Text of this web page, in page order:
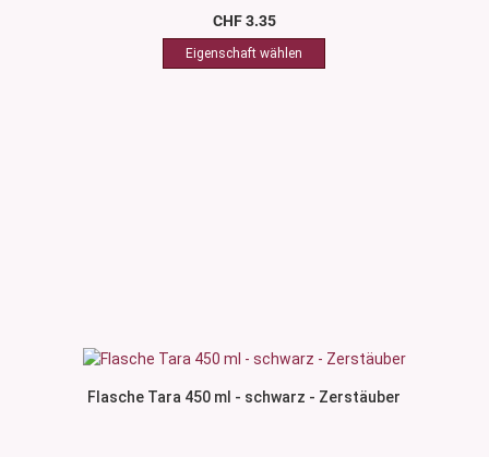
CHF 3.35
Flasche Tara 450 ml - schwarz - Zerstäuber